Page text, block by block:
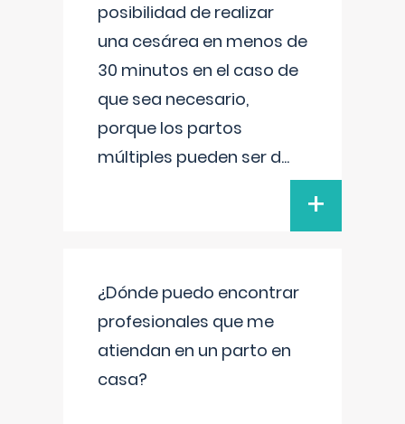
posibilidad de realizar
una cesárea en menos de
30 minutos en el caso de
que sea necesario,
porque los partos
múltiples pueden ser d...
+
¿Dónde puedo encontrar
profesionales que me
atiendan en un parto en
casa?